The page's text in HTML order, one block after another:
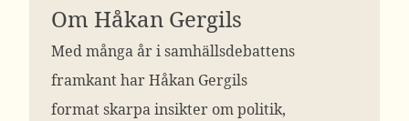
Om Håkan Gergils
Med många år i samhällsdebattens
framkant har Håkan Gergils
format skarpa insikter om politik,